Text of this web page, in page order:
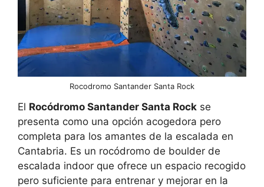
Rocodromo Santander Santa Rock
El Rocódromo Santander Santa Rock se
presenta como una opción acogedora pero
completa para los amantes de la escalada en
Cantabria. Es un rocódromo de boulder de
escalada indoor que ofrece un espacio recogido
pero suficiente para entrenar y mejorar en la